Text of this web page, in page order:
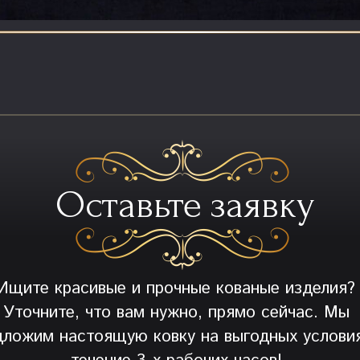
Оставьте заявку
красивые и прочные кованые изделия?
Уточните, что вам нужно, прямо сейчас. Мы
настоящую ковку на выгодных